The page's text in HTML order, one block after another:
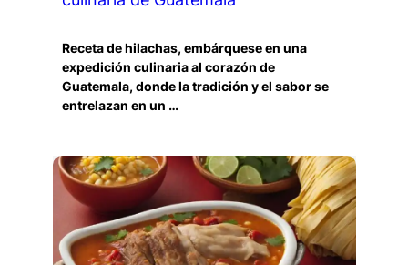
Receta de hilachas, embárquese en una
expedición culinaria al corazón de
Guatemala, donde la tradición y el sabor se
entrelazan en un …